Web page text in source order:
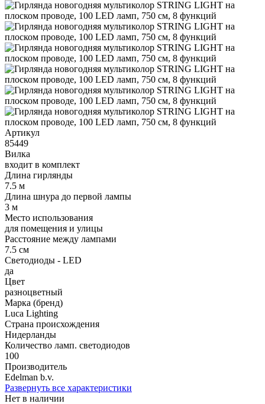
Артикул
85449
Вилка
входит в комплект
Длина гирлянды
7.5 м
Длина шнура до первой лампы
3 м
Место использования
для помещения и улицы
Расстояние между лампами
7.5 см
Светодиоды - LED
да
Цвет
разноцветный
Марка (бренд)
Luca Lighting
Страна происхождения
Нидерланды
Количество ламп. светодиодов
100
Производитель
Edelman b.v.
Развернуть все характеристики
Нет в наличии